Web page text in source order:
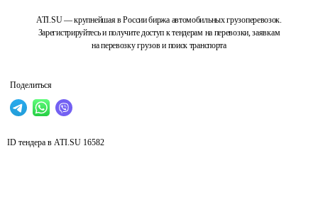
ATI.SU — крупнейшая в России биржа автомобильных грузоперевозок.
Зарегистрируйтесь и получите доступ к тендерам на перевозки, заявкам
на перевозку грузов и поиск транспорта
Поделиться
ID тендера в ATI.SU 16582